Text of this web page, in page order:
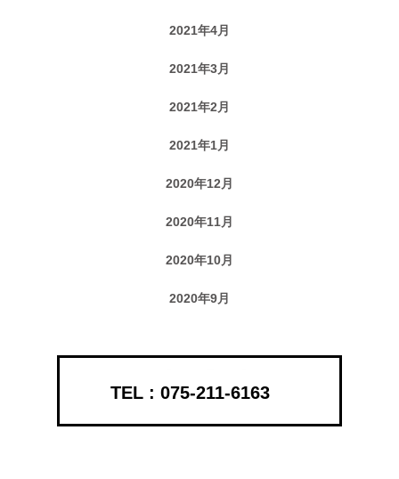
2021年4月
2021年3月
2021年2月
2021年1月
2020年12月
2020年11月
2020年10月
2020年9月
075-211-6163